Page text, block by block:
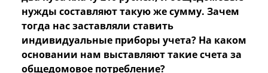
нужды составляют такую же сумму. Зачем
тогда нас заставляли ставить
индивидуальные приборы учета? На каком
основании нам выставляют такие счета за
общедомовое потребление?